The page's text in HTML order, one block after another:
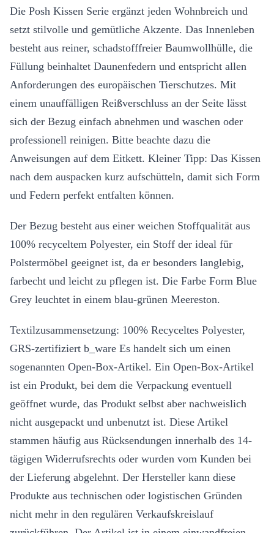
Die Posh Kissen Serie ergänzt jeden Wohnbreich und
setzt stilvolle und gemütliche Akzente. Das Innenleben
besteht aus reiner, schadstofffreier Baumwollhülle, die
Füllung beinhaltet Daunenfedern und entspricht allen
Anforderungen des europäischen Tierschutzes. Mit
einem unauffälligen Reißverschluss an der Seite lässt
sich der Bezug einfach abnehmen und waschen oder
professionell reinigen. Bitte beachte dazu die
Anweisungen auf dem Eitkett. Kleiner Tipp: Das Kissen
nach dem auspacken kurz aufschütteln, damit sich Form
und Federn perfekt entfalten können.
Der Bezug besteht aus einer weichen Stoffqualität aus
100% recyceltem Polyester, ein Stoff der ideal für
Polstermöbel geeignet ist, da er besonders langlebig,
farbecht und leicht zu pflegen ist. Die Farbe Form Blue
Grey leuchtet in einem blau-grünen Meereston.
Textilzusammensetzung: 100% Recyceltes Polyester,
GRS-zertifiziert b_ware Es handelt sich um einen
sogenannten Open-Box-Artikel. Ein Open-Box-Artikel
ist ein Produkt, bei dem die Verpackung eventuell
geöffnet wurde, das Produkt selbst aber nachweislich
nicht ausgepackt und unbenutzt ist. Diese Artikel
stammen häufig aus Rücksendungen innerhalb des 14-
tägigen Widerrufsrechts oder wurden vom Kunden bei
der Lieferung abgelehnt. Der Hersteller kann diese
Produkte aus technischen oder logistischen Gründen
nicht mehr in den regulären Verkaufskreislauf